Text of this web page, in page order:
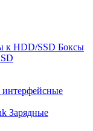
Боксы
интерфейсные
Зарядные